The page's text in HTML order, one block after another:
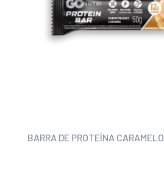
BARRA DE PROTEÍNA CARAMELO